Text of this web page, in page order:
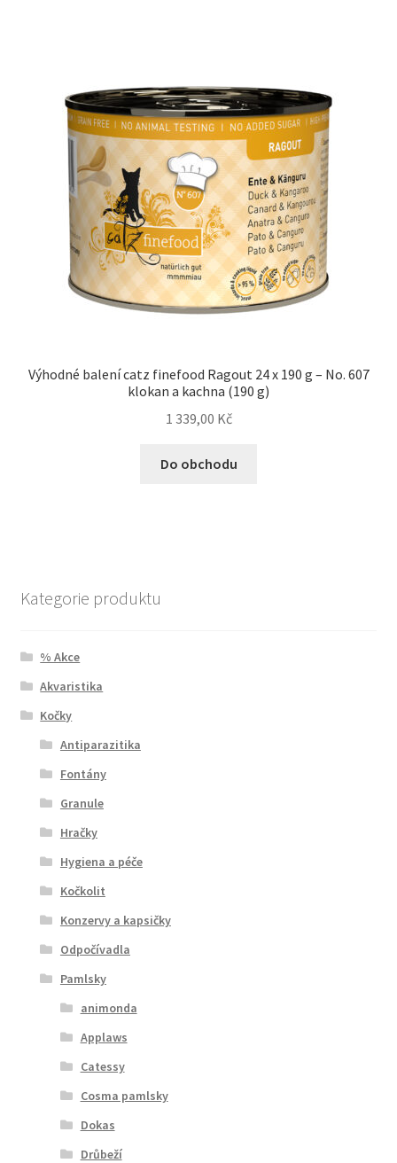
Výhodné balení catz finefood Ragout 24 x 190 g – No. 607
klokan a kachna (190 g)
1 339,00 Kč
Do obchodu
Kategorie produktu
% Akce
Akvaristika
Kočky
Antiparazitika
Fontány
Granule
Hračky
Hygiena a péče
Kočkolit
Konzervy a kapsičky
Odpočívadla
Pamlsky
animonda
Applaws
Catessy
Cosma pamlsky
Dokas
Drůbeží